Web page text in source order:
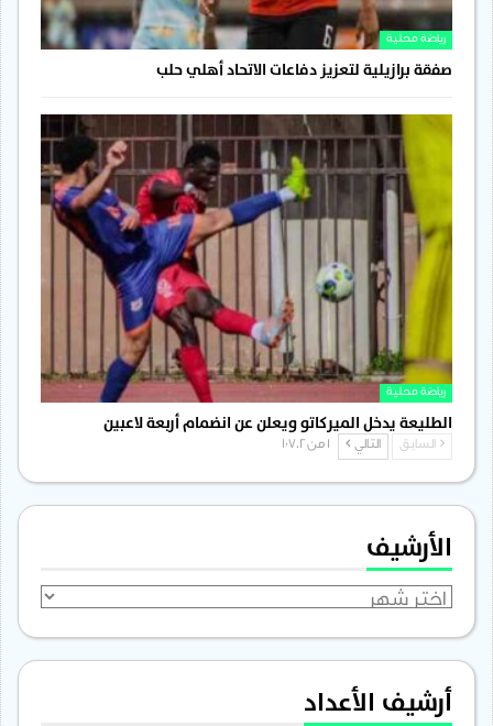
رياضة محلية
صفقة برازيلية لتعزيز دفاعات الاتحاد أهلي حلب
رياضة محلية
الطليعة يدخل الميركاتو ويعلن عن انضمام أربعة لاعبين
السابق التالي
الأرشيف
الأرشيف
أرشيف الأعداد